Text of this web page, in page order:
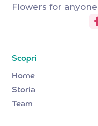
Flowers for
Scopri
Home
Storia
Team